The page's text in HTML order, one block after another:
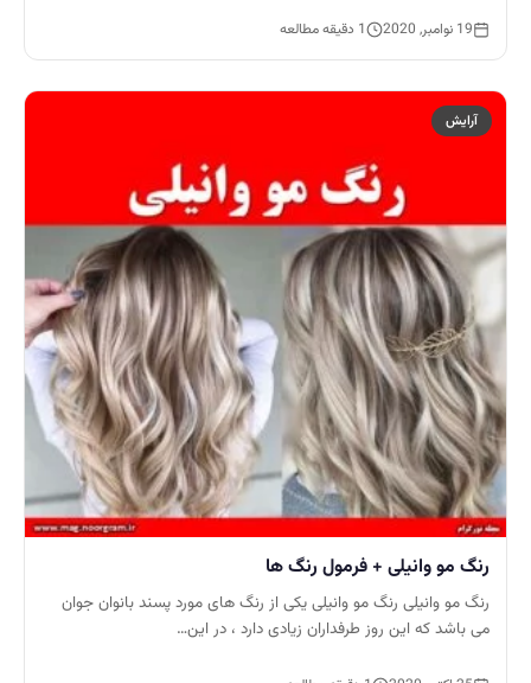
19 نوامبر, 2020 1 دقیقه مطالعه
آرایش
رنگ مو وانیلی + فرمول رنگ ها
رنگ مو وانیلی رنگ مو وانیلی یکی از رنگ های مورد پسند بانوان جوان
می باشد که این روز طرفداران زیادی دارد ، در این…